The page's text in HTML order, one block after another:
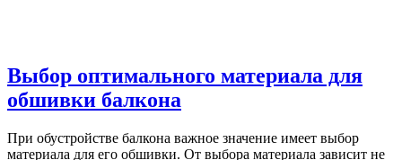
Выбор оптимального материала для
обшивки балкона
При обустройстве балкона важное значение имеет выбор
материала для его обшивки. От выбора материала зависит не